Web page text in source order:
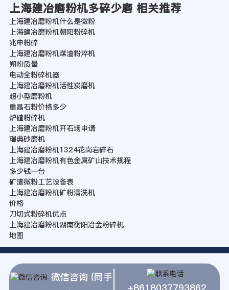
上海建冶磨粉机多碎少磨 相关推荐
上海建冶磨粉机什么是微粉
上海建冶磨粉机朝阳粉碎机
兆申粉碎
上海建冶磨粉机煤渣粉淬机
朔粉质量
电动全粉碎机器
上海建冶磨粉机活性炭磨机
超小型磨粉机
重晶石粉价格多少
炉碴粉碎机
上海建冶磨粉机开石场申请
瑞典砂磨机
上海建冶磨粉机1324花岗岩碎石
上海建冶磨粉机有色金属矿山技术规程
多少钱一台
矿渣微粉工艺设备表
上海建冶磨粉机矿粉清洗机
价格
刀切式粉碎机优点
上海建冶磨粉机湖南衡阳冶金粉碎机
地图
微信咨询 (同手